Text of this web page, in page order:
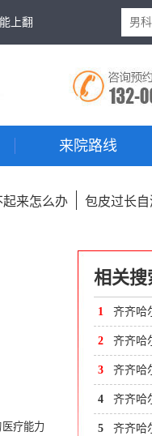
上翻
来院路线
起来怎么办 包皮过长自
疗能力
相关搜
1 齐齐哈
无力医
2 齐齐哈
3 齐齐哈
4 齐齐哈
哈尔附
5 齐齐哈